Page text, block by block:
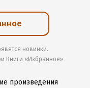
новинки.
Книги «Избранное»
произведения